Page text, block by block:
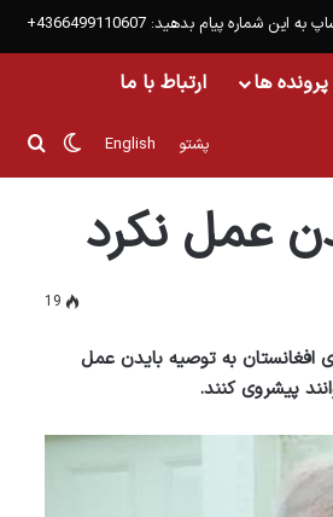
پیام بدهید: 4366499110607+
پرونده ها ارتباط با ما
English پشتو تغییر
عمل نکرد
19
افغانستان به توصیه بایدن عمل
پیشروی کنند.